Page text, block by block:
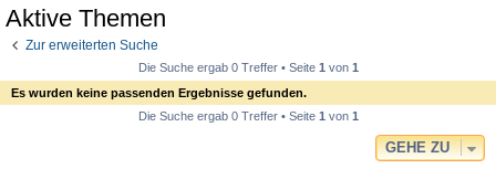
Aktive Themen
Zur erweiterten Suche
Die Suche ergab 0 Treffer • Seite 1von 1
Es wurden keine passenden Ergebnisse gefunden.
Die Suche ergab 0 Treffer • Seite 1von 1
GEHE ZU